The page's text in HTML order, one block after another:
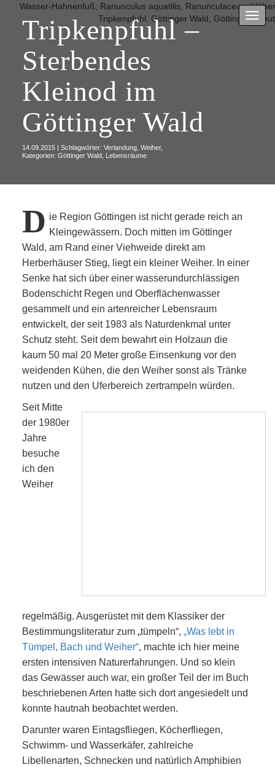
Menu
Tripkenpfuhl –
Sterbendes
Kleinod im
Göttinger Wald
14.09.2015 | Schlagwörter: Verlandung, Weiher,
Kategorien: Göttinger Wald, Lebensräume
D ie Region Göttingen ist nicht gerade reich an
Kleingewässern. Doch mitten im Göttinger
Wald, am Rand einer Viehweide direkt am
Herberhäuser Stieg, liegt ein kleiner Weiher. In einer
Senke hat sich über einer wasserundurchlässigen
Bodenschicht Regen und Oberflächenwasser
gesammelt und ein artenreicher Lebensraum
entwickelt, der seit 1983 als Naturdenkmal unter
Schutz steht. Seit dem bewahrt ein Holzaun die
kaum 50 mal 20 Meter große Einsenkung vor den
weidenden Kühen, die den Weiher sonst als Tränke
nutzen und den Uferbereich zertrampeln würden.
Seit Mitte
der 1980er
Jahre
besuche
ich den
Weiher
regelmäßig. Ausgerüstet mit dem Klassiker der
Bestimmungsliteratur zum „tümpeln“, „Was lebt in
Tümpel, Bach und Weiher“, machte ich hier meine
ersten intensiven Naturerfahrungen. Und so klein
das Gewässer auch war, ein großer Teil der im Buch
beschriebenen Arten hatte sich dort angesiedelt und
konnte hautnah beobachtet werden.
Darunter waren Eintagsfliegen, Köcherfliegen,
Schwimm- und Wasserkäfer, zahlreiche
Libellenarten, Schnecken und natürlich Amphibien